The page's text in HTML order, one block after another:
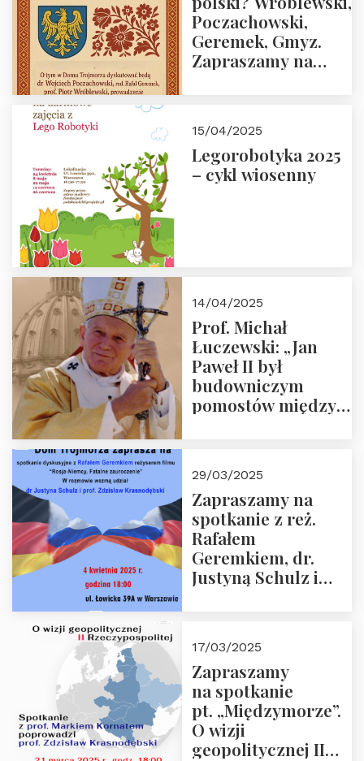
Poczachowski,
Geremek, Gmyz.
Zapraszamy na
Trójmorza.
15/04/2025
Legorobotyka 2025
– cykl wiosenny
14/04/2025
Prof. Michał
Łuczewski: „Jan
Paweł II był
budowniczym
pomostów między
29/03/2025
Zapraszamy na
spotkanie z reż.
Rafałem
Geremkiem, dr.
Justyną Schulz i
“Rosja-Niemcy…”
17/03/2025
Zapraszamy
na spotkanie
pt. „Międzymorze”.
O wizji
geopolitycznej II